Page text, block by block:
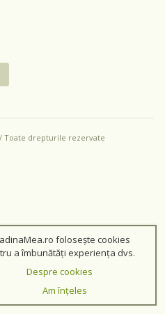
Toate drepturile rezervate
folosește cookies
a îmbunătăți experiența dvs.
Despre cookies
Am înțeles